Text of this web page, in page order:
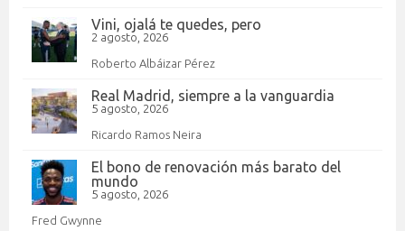
Vini, ojalá te quedes, pero
2 agosto, 2026
Roberto Albáizar Pérez
Real Madrid, siempre a la vanguardia
5 agosto, 2026
Ricardo Ramos Neira
El bono de renovación más barato del
mundo
5 agosto, 2026
Fred Gwynne